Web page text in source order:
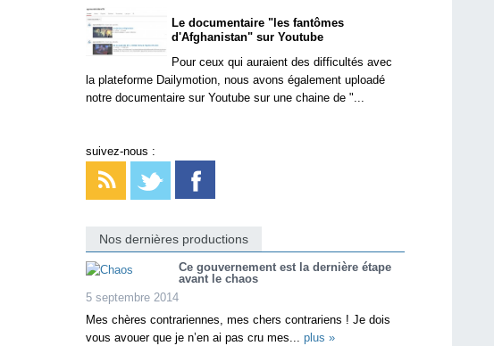
Le documentaire "les fantômes
d'Afghanistan" sur Youtube
Pour ceux qui auraient des difficultés avec
la plateforme Dailymotion, nous avons également uploadé
notre documentaire sur Youtube sur une chaine de "...
suivez-nous :
Nos dernières productions
Ce gouvernement est la dernière étape
avant le chaos
5 septembre 2014
Mes chères contrariennes, mes chers contrariens ! Je dois
vous avouer que je n’en ai pas cru mes... plus »